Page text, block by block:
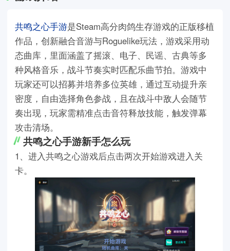
共鸣之心手游是Steam高分肉鸽生存游戏的正版移植
作品，创新融合音游与Roguelike玩法，游戏采用动
态曲库，里面涵盖了摇滚、电子、民谣、古典等多
种风格音乐，战斗节奏实时匹配乐曲节拍。游戏中
玩家还可以招募并培养多位英雄，通过互动提升亲
密度，自由选择角色参战，且在战斗中敌人会随节
奏出现，玩家需精准点击音符释放技能，触发弹幕
攻击清场。
共鸣之心手游新手怎么玩
1、进入共鸣之心游戏后点击两次开始游戏进入关
卡。